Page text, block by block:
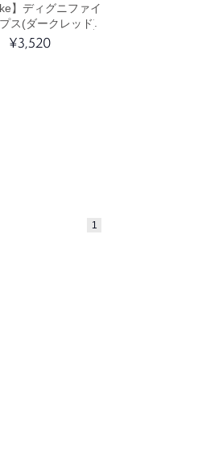
】ディグニファイ
ス(ダークレッド)
¥3,520
1